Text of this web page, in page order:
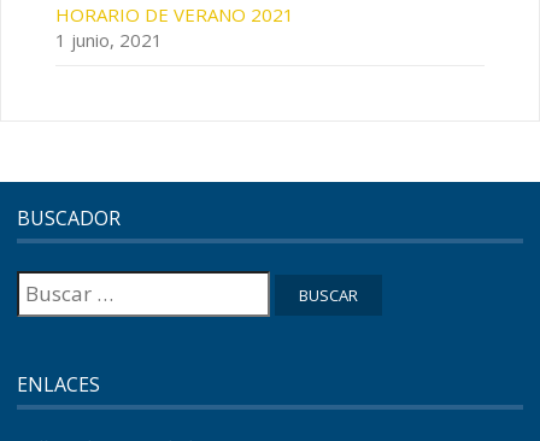
HORARIO DE VERANO 2021
1 junio, 2021
BUSCADOR
Buscar:
ENLACES